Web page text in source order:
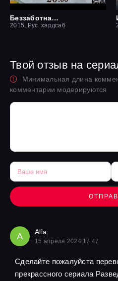
Беззаботная жизнь
2015, Рус. хардсаб
Твой отзыв на
Минимальная длина
комментарии модерируются
A Alla
15 апреля 2024 17:47
Сделайте пожалуйста
прекрассного сериала